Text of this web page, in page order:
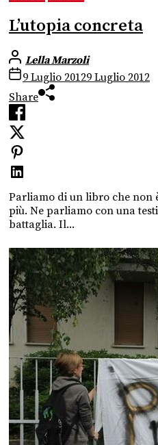
L’utopia concreta
Lella Marzoli
9 Luglio 20129 Luglio 2012
Share
Parliamo di un libro che non
più. Ne parliamo con una
battaglia. Il...